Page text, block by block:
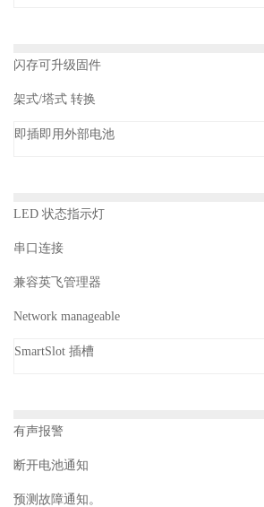
闪存可升级固件
架式/塔式 转换
即插即用外部电池
LED 状态指示灯
串口连接
兼容英飞管理器
Network manageable
SmartSlot 插槽
有声报警
断开电池通知
预测故障通知。